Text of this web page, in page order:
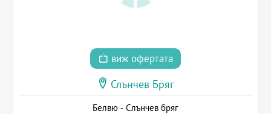
виж офертата
Слънчев Бряг
Белвю - Слънчев бряг